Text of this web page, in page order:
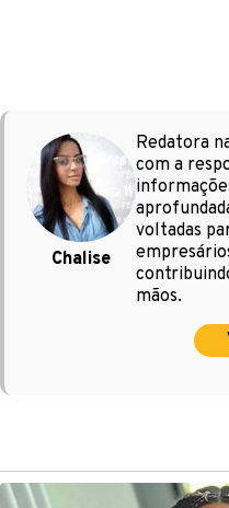
Chalise
Redatora
com a
voltadas
mãos.